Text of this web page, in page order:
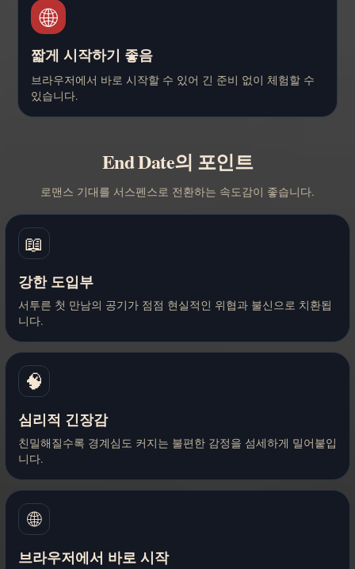
🌐
짧게 시작하기 좋음
브라우저에서 바로 시작할 수 있어 긴 준비 없이 체험할 수
있습니다.
End Date의 포인트
로맨스 기대를 서스펜스로 전환하는 속도감이 좋습니다.
📖
강한 도입부
서투른 첫 만남의 공기가 점점 현실적인 위협과 불신으로 치환됩
니다.
🧠
심리적 긴장감
친밀해질수록 경계심도 커지는 불편한 감정을 섬세하게 밀어붙입
니다.
🌐
브라우저에서 바로 시작